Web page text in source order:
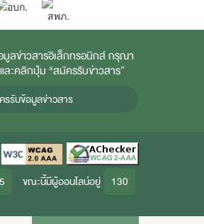
มูลข่าวสารอิเล็กทรอนิกส์ กรุณา
ละคลิกปุ่ม “สมัครรับข่าวสาร”
รรับข้อมูลข่าวสาร
ขณะนี้มีผู้ออนไลน์อยู่ 130